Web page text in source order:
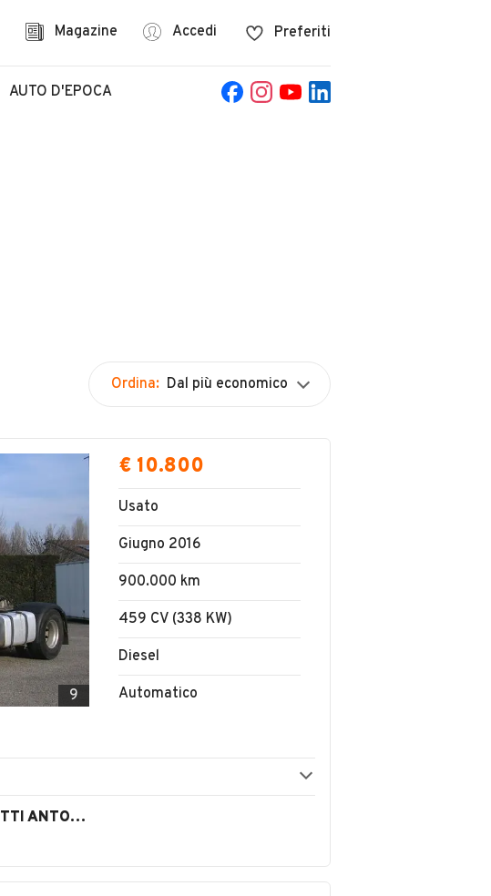
Magazine Accedi Preferiti
AUTO D'EPOCA
Ordina: Dal più economico
9
€ 10.800
Usato
Giugno 2016
900.000 km
459 CV (338 KW)
Diesel
Automatico
MUTTI VEICOLI INDUSTRIALI DI MUTTI ANTONIO E STEFANO S.N.C.